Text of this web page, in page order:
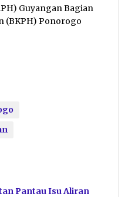
Guyangan Bagian
(BKPH) Ponorogo
Pantau Isu Aliran